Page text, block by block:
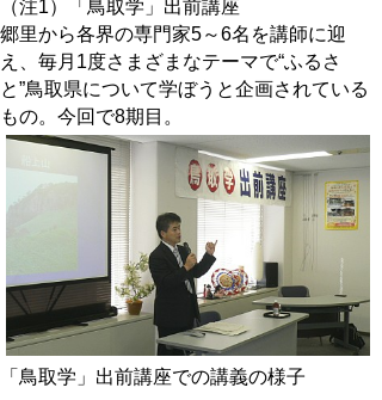
（注1）「鳥取学」出前講座
郷里から各界の専門家5～6名を講師に迎
え、毎月1度さまざまなテーマで“ふるさ
と”鳥取県について学ぼうと企画されている
もの。今回で8期目。
「鳥取学」出前講座での講義の様子